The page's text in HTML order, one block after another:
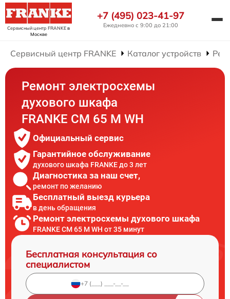
Сервисный центр FRANKEв
Москве
+7 (495) 023-41-97
Ежедневно с 9:00 до 21:00
Сервисный центр FRANKE Каталог устройств
Ремонт электросхемы
духового шкафа
FRANKE CM 65 M WH
Официальный сервис
Гарантийное обслуживание
духового шкафа FRANKE до 3 лет
Диагностика за наш счет,
ремонт по желанию
Бесплатный выезд курьера
в день обращения
Ремонт электросхемы духового шкафа
FRANKE CM 65 M WH от 35 минут
Бесплатная консультация со
специалистом